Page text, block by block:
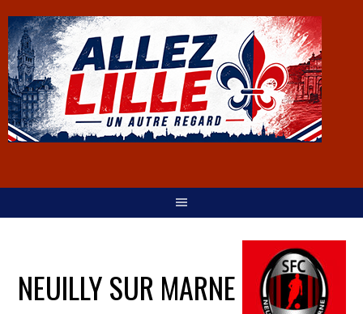
NEUILLY SUR MARNE